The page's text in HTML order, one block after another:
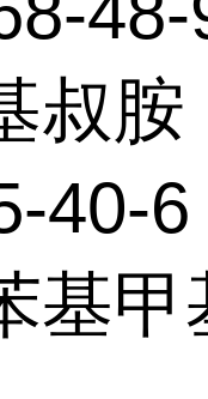
叔胺
40-
基